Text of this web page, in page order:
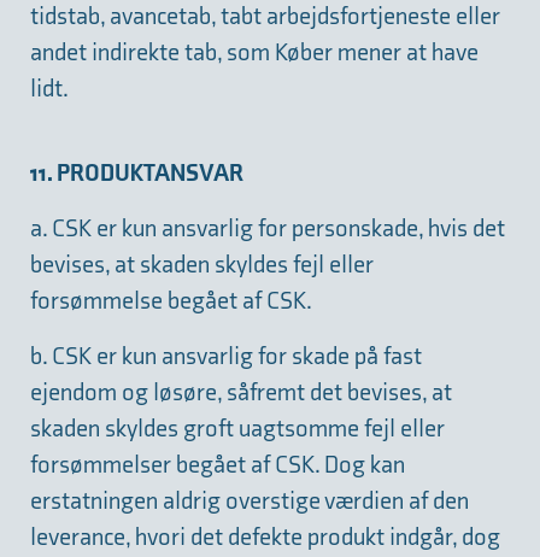
tidstab, avancetab, tabt arbejdsfortjeneste eller
andet indirekte tab, som Køber mener at have
lidt.
11. PRODUKTANSVAR
a. CSK er kun ansvarlig for personskade, hvis det
bevises, at skaden skyldes fejl eller
forsømmelse begået af CSK.
b. CSK er kun ansvarlig for skade på fast
ejendom og løsøre, såfremt det bevises, at
skaden skyldes groft uagtsomme fejl eller
forsømmelser begået af CSK. Dog kan
erstatningen aldrig overstige værdien af den
leverance, hvori det defekte produkt indgår, dog